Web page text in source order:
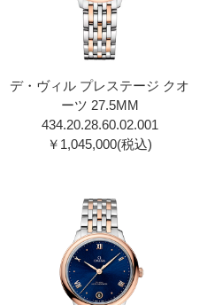
デ・ヴィル プレステージ クオ
ーツ 27.5MM
434.20.28.60.02.00 1
￥1,045,000(税込)